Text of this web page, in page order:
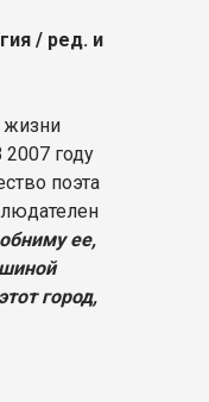
/ ред. и
жизни
2007 году
поэта
ее,
город,